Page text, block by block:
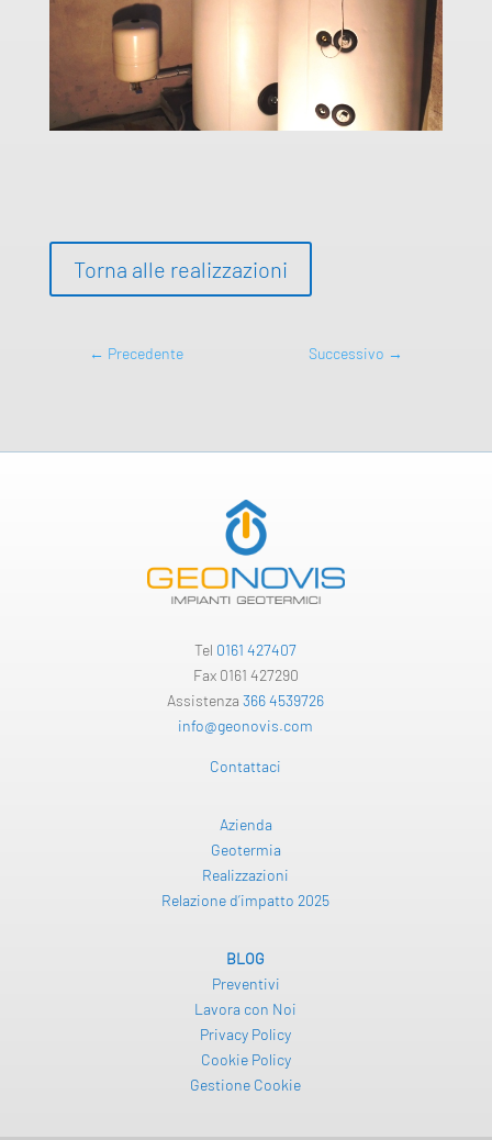
Torna alle realizzazioni
← Precedente Successivo →
Tel 0161 427407
Fax 0161 427290
Assistenza366 4539726
info@geonovis.com
Contattaci
Azienda
Geotermia
Realizzazioni
Relazione d’impatto 2025
BLOG
Preventivi
Lavora con Noi
Privacy Policy
Cookie Policy
Gestione Cookie